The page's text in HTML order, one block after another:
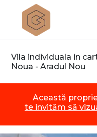
Vila individuala in
Noua - Aradul Nou
Această
te invităm să